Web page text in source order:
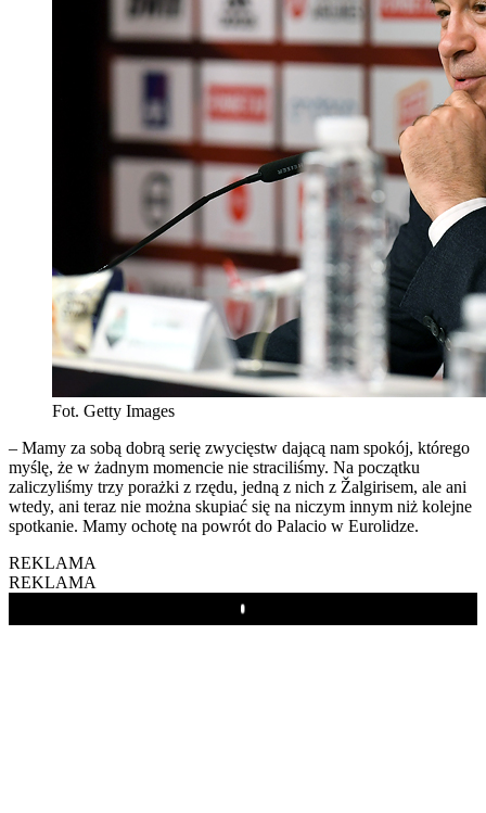
Fot. Getty Images
– Mamy za sobą dobrą serię zwycięstw dającą nam spokój, którego
myślę, że w żadnym momencie nie straciliśmy. Na początku
zaliczyliśmy trzy porażki z rzędu, jedną z nich z Žalgirisem, ale ani
wtedy, ani teraz nie można skupiać się na niczym innym niż kolejne
spotkanie. Mamy ochotę na powrót do Palacio w Eurolidze.
REKLAMA
REKLAMA
Play